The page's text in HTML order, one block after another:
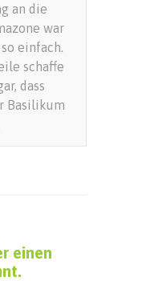
an die
war
einfach.
schaffe
dass
Basilikum
einen